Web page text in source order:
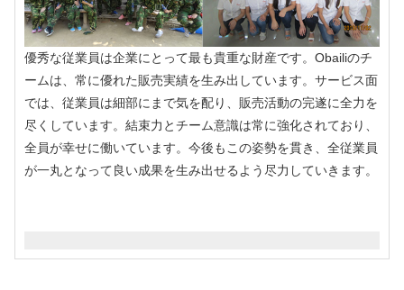
優秀な従業員は企業にとって最も貴重な財産です。Obailiのチ
ームは、常に優れた販売実績を生み出しています。サービス面
では、従業員は細部にまで気を配り、販売活動の完遂に全力を
尽くしています。結束力とチーム意識は常に強化されており、
全員が幸せに働いています。今後もこの姿勢を貫き、全従業員
が一丸となって良い成果を生み出せるよう尽力していきます。